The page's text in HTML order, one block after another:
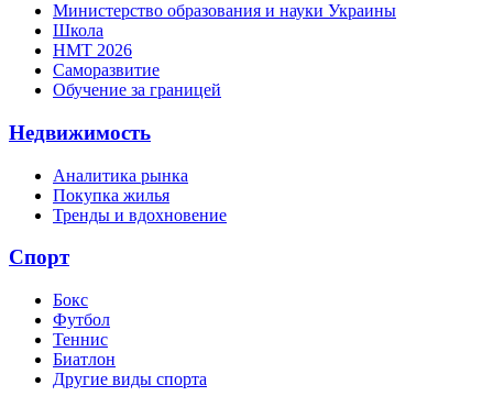
Министерство образования и науки Украины
Школа
НМТ 2026
Саморазвитие
Обучение за границей
Недвижимость
Аналитика рынка
Покупка жилья
Тренды и вдохновение
Спорт
Бокс
Футбол
Теннис
Биатлон
Другие виды спорта